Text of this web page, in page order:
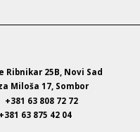
Ribnikar 25B, Novi Sad
Miloša 17, Sombor
+381 63 808 72 72
+381 63 875 42 04